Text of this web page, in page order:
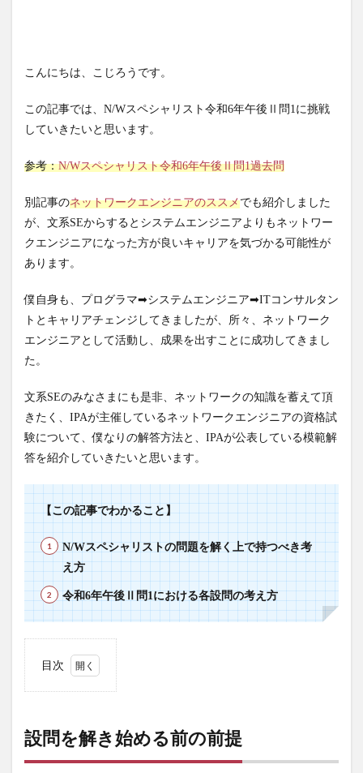
こんにちは、こじろうです。
この記事では、N/Wスペシャリスト令和6年午後Ⅱ問1に挑戦
していきたいと思います。
参考：N/Wスペシャリスト令和6年午後Ⅱ問1過去問
別記事のネットワークエンジニアのススメでも紹介しました
が、文系SEからするとシステムエンジニアよりもネットワー
クエンジニアになった方が良いキャリアを気づかる可能性が
あります。
僕自身も、プログラマ➡システムエンジニア➡ITコンサルタン
トとキャリアチェンジしてきましたが、所々、ネットワーク
エンジニアとして活動し、成果を出すことに成功してきまし
た。
文系SEのみなさまにも是非、ネットワークの知識を蓄えて頂
きたく、IPAが主催しているネットワークエンジニアの資格試
験について、僕なりの解答方法と、IPAが公表している模範解
答を紹介していきたいと思います。
【この記事でわかること】
N/Wスペシャリストの問題を解く上で持つべき考
え方
令和6年午後Ⅱ問1における各設問の考え方
目次
き始
設問を解き始める前の前提